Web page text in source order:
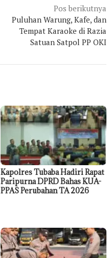
Pos berikutnya
Puluhan Warung, Kafe, dan
Tempat Karaoke di Razia
Satuan Satpol PP OKI
Kapolres Tubaba Hadiri Rapat
Paripurna DPRD Bahas KUA-
PPAS Perubahan TA 2026